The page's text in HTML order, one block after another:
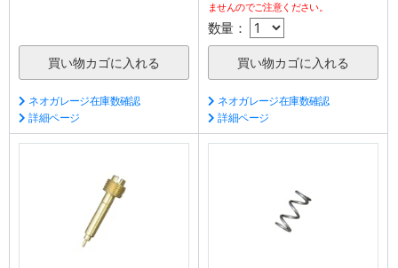
ネオガレージ在庫数確認
詳細ページ
ませんのでご注意ください。
数量：
ネオガレージ在庫数確認
詳細ページ